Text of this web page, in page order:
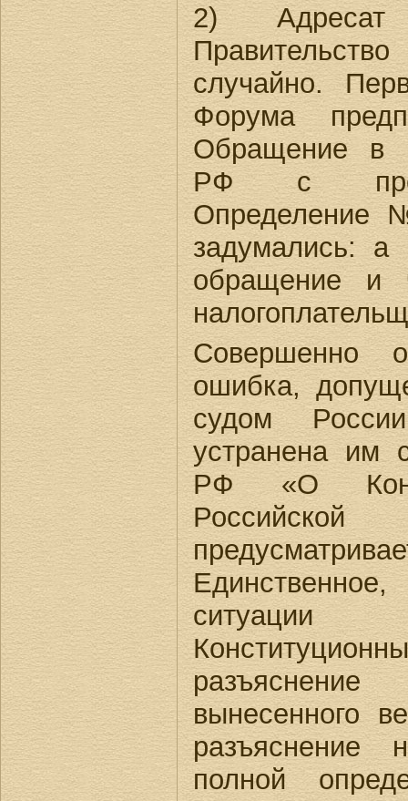
2)
случайно.
Форума
Обращение в
РФ с
задумались: а
обращение и
Совершенно
ошибка,
судом
устранена им
РФ «О
ситуации
вынесенного
разъяснение
полной